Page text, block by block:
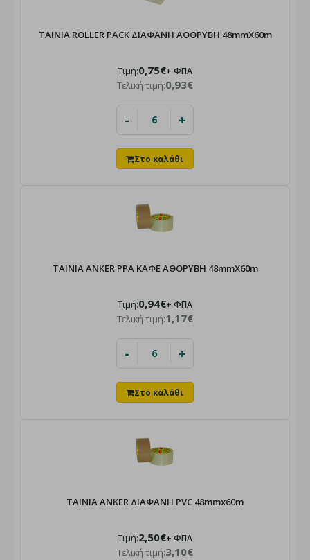
ΤΑΙΝΙΑ ROLLER PACK ΔΙΑΦΑΝΗ ΑΘΟΡΥΒΗ 48mmΧ60m
Τιμή:0,75€+ ΦΠΑ
Τελική τιμή:0,93€
- +
ΤΑΙΝΙΑ ANKER PPA ΚΑΦΕ ΑΘΟΡΥΒΗ 48mmX60m
Τιμή:0,94€+ ΦΠΑ
Τελική τιμή:1,17€
- +
ΤΑΙΝΙΑ ANKER ΔΙΑΦΑΝΗ PVC 48mmx60m
Τιμή:2,50€+ ΦΠΑ
Τελική τιμή:3,10€